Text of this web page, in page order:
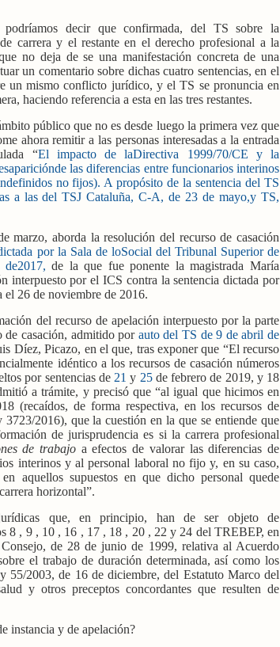
decir que confirmada, del TS sobre la
carrera y el restante en el derecho profesional a la
no deja de se una manifestación concreta de una
un comentario sobre dichas cuatro sentencias, en el
un mismo conflicto jurídico, y el TS se pronuncia en
haciendo referencia a esta en las tres restantes.
público que no es desde luego la primera vez que
ahora remitir a las personas interesadas a la entrada
“El impacto de laDirectiva 1999/70/CE y la
las diferencias entre funcionarios interinos
no fijos). A propósito de la sentencia del TS
a las del TSJ Cataluña, C-A, de 23 de mayo,y TS,
marzo, aborda la resolución del recurso de casación
por la Sala de loSocial del Tribunal Superior de
de2017,de la que fue ponente la magistrada María
interpuesto por el ICS contra la sentencia dictada por
26 de noviembre de 2016.
del recurso de apelación interpuesto por la parte
de casación, admitido por auto del TS de 9 de abril de
Díez, Picazo, en el que, tras exponer que “El recurso
idéntico a los recursos de casación números
por sentencias de 21 y 25 de febrero de 2019, y 18
a trámite, y precisó que “al igual que hicimos en
(recaídos, de forma respectiva, en los recursos de
2016), que la cuestión en la que se entiende que
de jurisprudencia es si la carrera profesional
de trabajo a efectos de valorar las diferencias de
interinos y al personal laboral no fijo y, en su caso,
aquellos supuestos en que dicho personal quede
horizontal”.
que, en principio, han de ser objeto de
8 , 9 , 10 , 16 , 17 , 18 , 20 , 22 y 24 del TREBEP, en
de 28 de junio de 1999, relativa al Acuerdo
el trabajo de duración determinada, así como los
2003, de 16 de diciembre, del Estatuto Marco del
y otros preceptos concordantes que resulten de
instancia y de apelación?